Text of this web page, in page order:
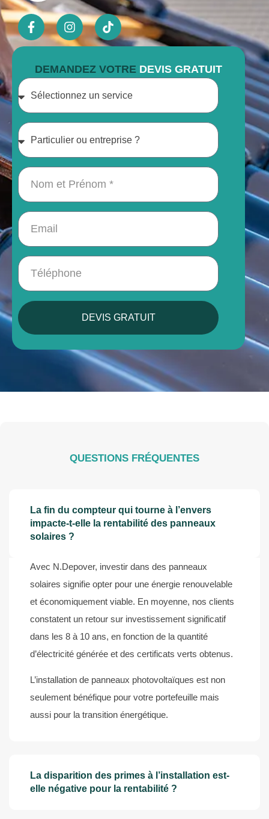
DEMANDEZ VOTRE DEVIS GRATUIT
DEVIS GRATUIT
QUESTIONS FRÉQUENTES
La fin du compteur qui tourne à l’envers
impacte-t-elle la rentabilité des panneaux
solaires ?
Avec N.Depover, investir dans des panneaux
solaires signifie opter pour une énergie renouvelable
et économiquement viable. En moyenne, nos clients
constatent un retour sur investissement significatif
dans les 8 à 10 ans, en fonction de la quantité
d’électricité générée et des certificats verts obtenus.
L’installation de panneaux photovoltaïques est non
seulement bénéfique pour votre portefeuille mais
aussi pour la transition énergétique.
La disparition des primes à l’installation est-
elle négative pour la rentabilité ?